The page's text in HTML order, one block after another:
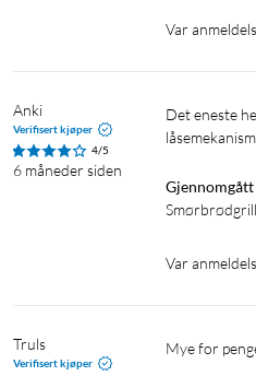
Var
Anki
Verifisert kjøper
4/5
6 måneder siden
Det eneste her har å utsette på denne, er at
Smørbrødgrill
Var
Truls
Verifisert kjøper
Mye for